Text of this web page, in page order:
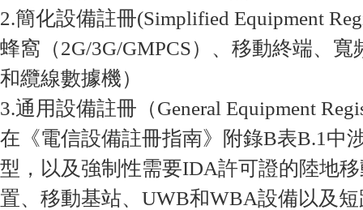
2.簡化設備註冊(Simplified Equipment
蜂窩（2G/3G/GMPCS）、移動終端、
和纜線數據機）
3.通用設備註冊（General Equipment
在《電信設備註冊指南》附錄B表B.1中
型，以及強制性需要IDA許可證的陸地
置、移動基站、UWB和WBA設備以及